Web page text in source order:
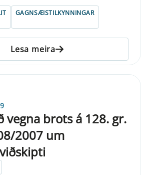
GAGNSÆISTILKYNNINGAR
Lesa meira
vegna brots á 128. gr.
2007 um